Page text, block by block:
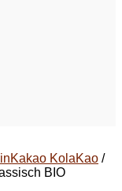
KolaKao /
BIO